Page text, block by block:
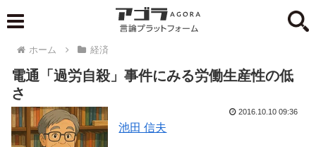
ホーム 経済
電通「過労自殺」事件にみる労働生産性の低
さ
池田 信夫
2016.10.10 09:36